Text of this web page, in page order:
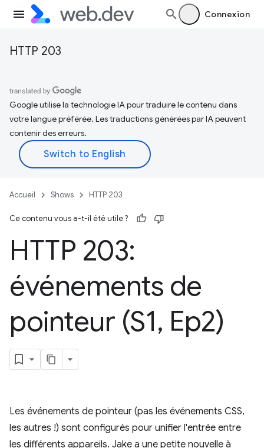
Connexion
HTTP 203
Google utilise la technologie IA pour traduire le contenu dans
votre langue préférée. Les traductions générées par IA peuvent
contenir des erreurs.
Accueil Shows HTTP 203
Ce contenu vous a-t-il été utile ?
HTTP 203:
événements de
pointeur (S1, Ep2)
Les événements de pointeur (pas les événements CSS,
les autres !) sont configurés pour unifier l'entrée entre
les différents appareils. Jake a une petite nouvelle à